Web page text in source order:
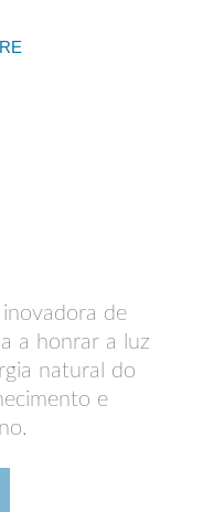
de
a honrar a luz
natural do
e